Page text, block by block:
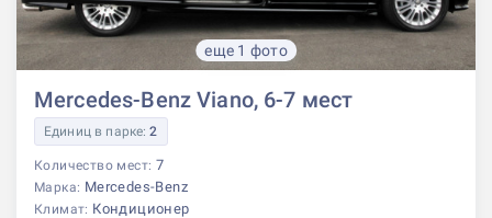
еще 1 фото
Mercedes-Benz Viano, 6-7 мест
Единиц в парке:2
Количество мест: 7
Марка: Mercedes-Benz
Климат: Кондиционер